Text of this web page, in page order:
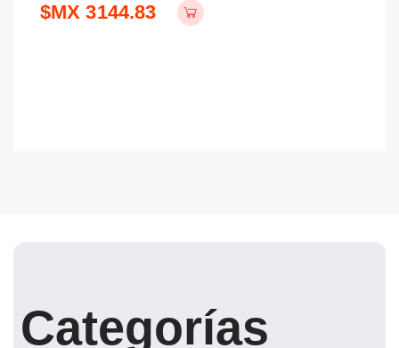
$MX 3144.83
Categorías